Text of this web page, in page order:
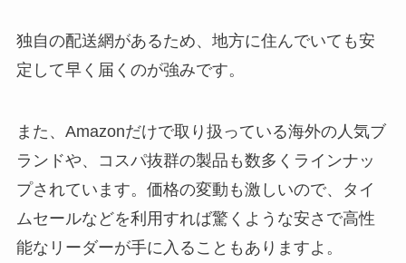
独自の配送網があるため、地方に住んでいても安
定して早く届くのが強みです。
また、Amazonだけで取り扱っている海外の人気ブ
ランドや、コスパ抜群の製品も数多くラインナッ
プされています。価格の変動も激しいので、タイ
ムセールなどを利用すれば驚くような安さで高性
能なリーダーが手に入ることもありますよ。